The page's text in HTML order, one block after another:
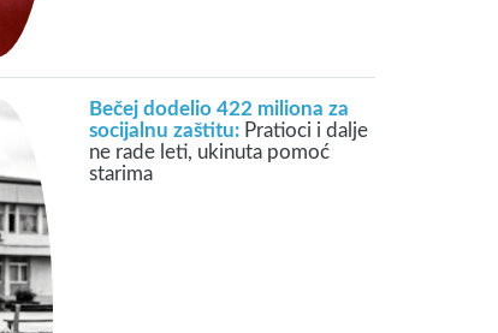
Bečej dodelio 422 miliona za
socijalnu zaštitu: Pratioci i dalje
ne rade leti, ukinuta pomoć
starima